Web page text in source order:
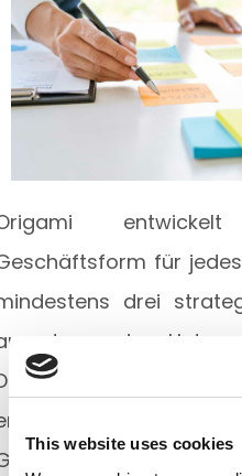
This website uses cookies
für
drei
denen das
wird dem
bis